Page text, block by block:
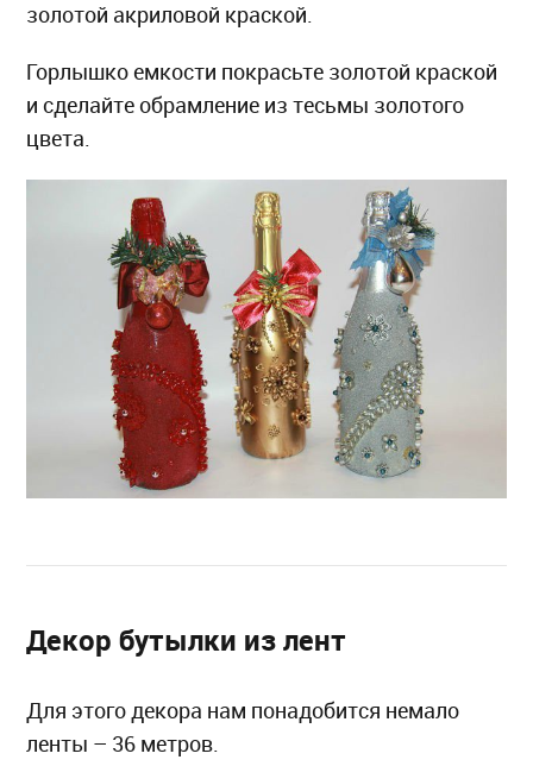
золотой акриловой краской.
Горлышко емкости покрасьте золотой краской
и сделайте обрамление из тесьмы золотого
цвета.
Декор бутылки из лент
Для этого декора нам понадобится немало
ленты – 36 метров.